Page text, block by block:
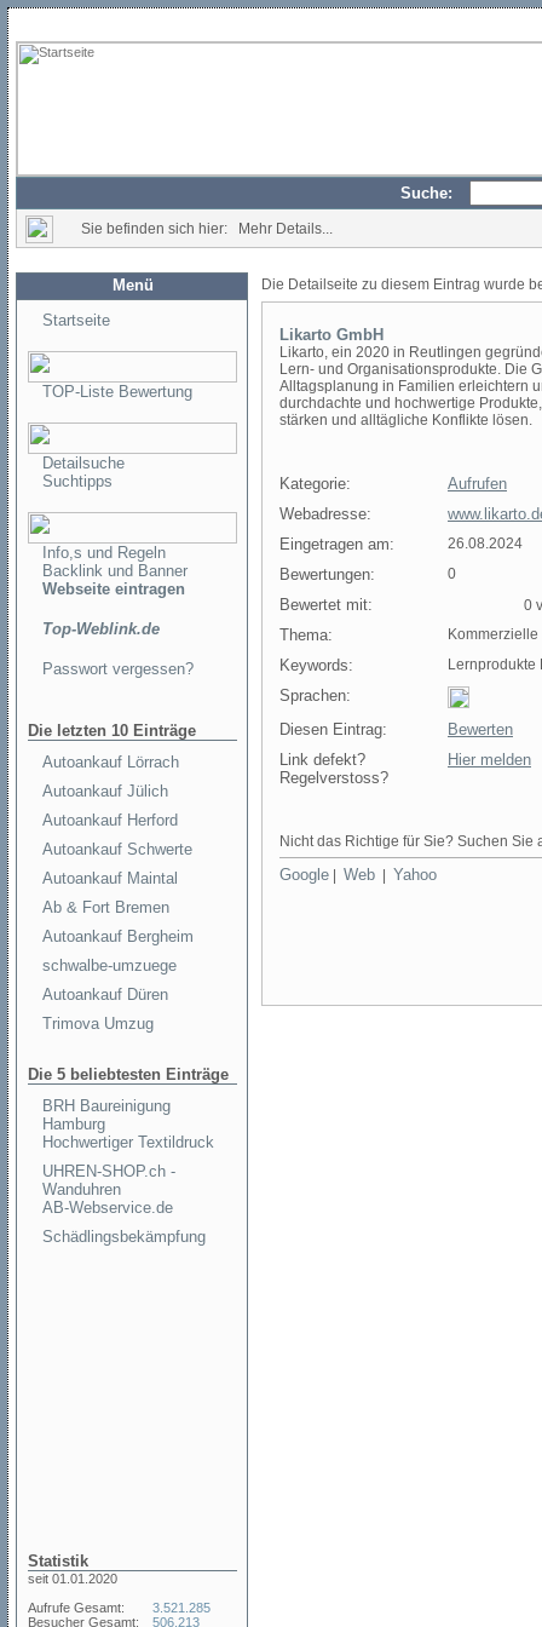
Suche:
Sie befinden sich hier: Mehr Details...
Menü
Startseite
TOP-Liste Bewertung
Detailsuche
Suchtipps
Info,s und Regeln
Backlink und Banner
Webseite eintragen
Top-Weblink.de
Passwort vergessen?
Die letzten 10 Einträge
Autoankauf Lörrach
Autoankauf Jülich
Autoankauf Herford
Autoankauf Schwerte
Autoankauf Maintal
Ab & Fort Bremen
Autoankauf Bergheim
schwalbe-umzuege
Autoankauf Düren
Trimova Umzug
Die 5 beliebtesten Einträge
BRH Baureinigung
Hamburg
Hochwertiger Textildruck
UHREN-SHOP.ch -
Wanduhren
AB-Webservice.de
Schädlingsbekämpfung
Statistik
seit 01.01.2020
Aufrufe Gesamt:
Besucher Gesamt:
3.521.285
506.213
Die Detailseite zu diesem Eintrag wurde
Likarto GmbH
Likarto, ein 2020 in Reutlingen
Lern- und Organisationsprodukte. Die
Alltagsplanung in Familien erleichtern
durchdachte und hochwertige
stärken und alltägliche Konflikte lösen.
Kategorie:
Aufrufen
Webadresse:
Eingetragen am:
26.08.2024
Bewertungen: 0
Bewertet mit: 0
Thema:
Keywords:
Sprachen:
Diesen Eintrag:
Bewerten
Link defekt?
Regelverstoss?
Hier melden
Nicht das Richtige für Sie? Suchen Sie
Google Web Yahoo